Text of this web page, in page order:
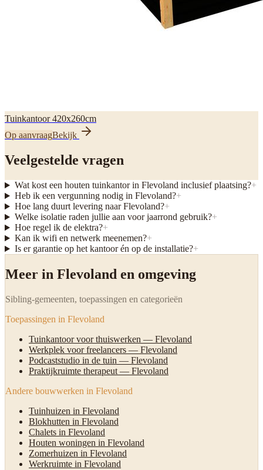
Tuinkantoor 420x260cm
Op aanvraagBekijk
Veelgestelde vragen
Wat kost een houten tuinkantor in Flevoland inclusief plaatsing?+
Heb ik een vergunning nodig in Flevoland?+
Hoe lang duurt levering naar Flevoland?+
Welke isolatie raden jullie aan voor jaarrond gebruik?+
Hoe regel ik de elektra?+
Kan ik wifi en netwerk meenemen?+
Is er garantie op het kantoor én op de installatie?+
Meer in Flevoland en omgeving
Sibling-gemeenten, toepassingen en categorieën
Toepassingen in Flevoland
Tuinkantoor voor thuiswerken — Flevoland
Werkplek voor freelancers — Flevoland
Podcaststudio in de tuin — Flevoland
Praktijkruimte therapeut — Flevoland
Andere bouwwerken in Flevoland
Tuinhuizen in Flevoland
Blokhutten in Flevoland
Chalets in Flevoland
Houten woningen in Flevoland
Zomerhuizen in Flevoland
Werkruimte in Flevoland